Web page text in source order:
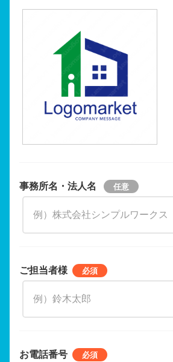
事務所名・法人名
ご担当者様
お電話番号